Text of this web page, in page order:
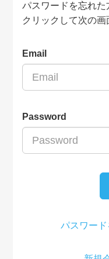
パスワードを忘れ
クリックして次の画
Email
Password
パスワー